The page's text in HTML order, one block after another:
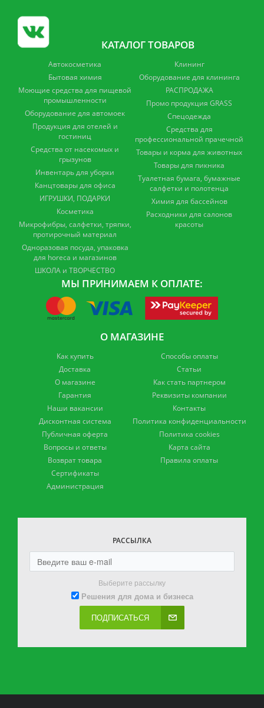
КАТАЛОГ ТОВАРОВ
Автокосметика
Бытовая химия
Моющие средства для пищевой
промышленности
Оборудование для автомоек
Продукция для отелей и
гостиниц
Средства от насекомых и
грызунов
Инвентарь для уборки
Канцтовары для офиса
ИГРУШКИ, ПОДАРКИ
Косметика
Микрофибры, салфетки, тряпки,
протирочный материал
Одноразовая посуда, упаковка
для horeca и магазинов
ШКОЛА и ТВОРЧЕСТВО
Клининг
Оборудование для клининга
РАСПРОДАЖА
Промо продукция GRASS
Спецодежда
Средства для
профессиональной прачечной
Товары и корма для животных
Товары для пикника
Туалетная бумага, бумажные
салфетки и полотенца
Химия для бассейнов
Расходники для салонов
красоты
МЫ ПРИНИМАЕМ К ОПЛАТЕ:
О МАГАЗИНЕ
Как купить
Доставка
О магазине
Гарантия
Наши вакансии
Дисконтная система
Публичная оферта
Вопросы и ответы
Возврат товара
Сертификаты
Администрация
Способы оплаты
Статьи
Как стать партнером
Реквизиты компании
Контакты
Политика конфиденциальности
Политика cookies
Карта сайта
Правила оплаты
РАССЫЛКА
Выберите рассылку
Решения для дома и бизнеса
ПОДПИСАТЬСЯ